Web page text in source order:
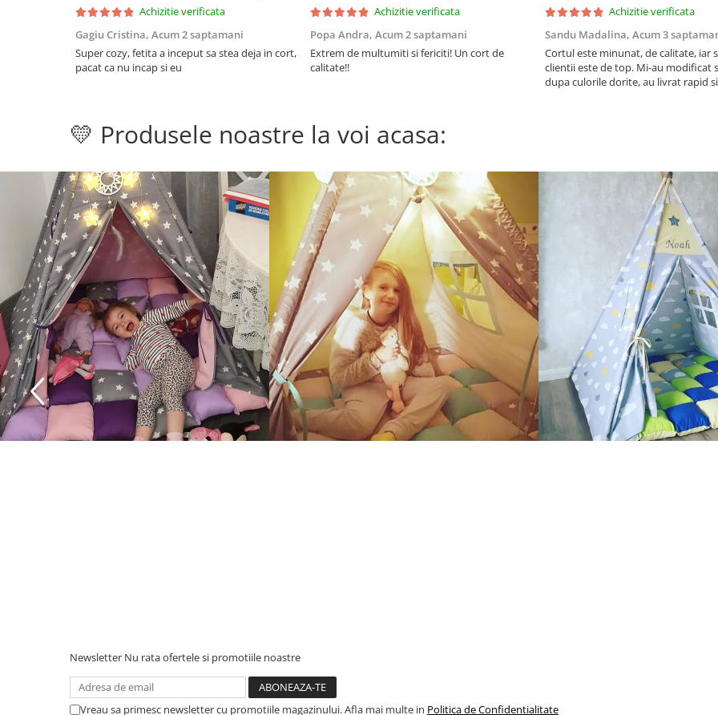
Achizitie verificata
Gagiu Cristina, Acum 2 saptamani
Super cozy, fetita a inceput sa stea deja in cort,
pacat ca nu incap si eu
Achizitie verificata
Popa Andra, Acum 2 saptamani
Extrem de multumiti si fericiti! Un cort de
calitate!!
Achizitie verificata
Sandu Madalina, Acum 3
Cortul este minunat, de calitate, iar
clientii este de top. Mi-au modificat
dupa culorile dorite, au livrat rapid
💛 Produsele noastre la voi acasa:
Newsletter Nu rata ofertele si promotiile noastre
Vreau sa primesc newsletter cu promotiile magazinului. Afla mai multe in Politica de Confidentialitate